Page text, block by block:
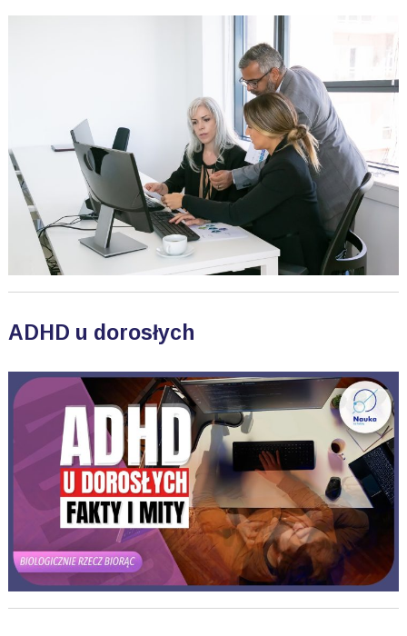
ADHD u dorosłych